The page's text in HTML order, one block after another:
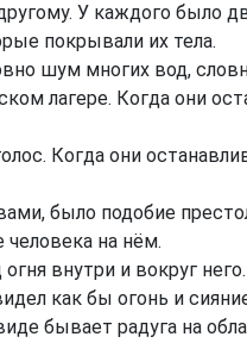
У каждого было
покрывали их тела.
шум многих вод,
лагере. Когда они
Когда они
было подобие
на нём.
внутри и вокруг
как бы огонь и
бывает радуга на